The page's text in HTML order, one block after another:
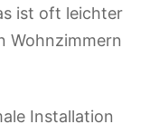
ist oft leichter
Wohnzimmern
Installation